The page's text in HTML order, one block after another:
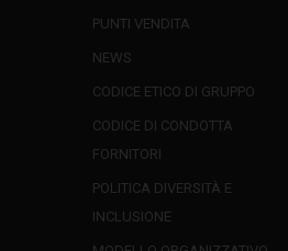
PUNTI VENDITA
NEWS
CODICE ETICO DI GRUPPO
CODICE DI CONDOTTA
FORNITORI
POLITICA DIVERSITÀ E
INCLUSIONE